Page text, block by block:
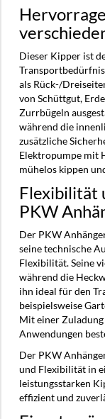
Dieser Kipper ist
als Rück-/
von Schüttgut,
Zurrbügeln
während die
zusätzliche
Elektropumpe mit
mühelos kippen
Flexibilität
PKW
Der PKW
seine technische
Flexibilität. Seine
während die
ihn ideal für den
beispielsweise
Mit einer Zuladung
Anwendungen
Der PKW
und Flexibilität in
leistungsstarken
effizient und